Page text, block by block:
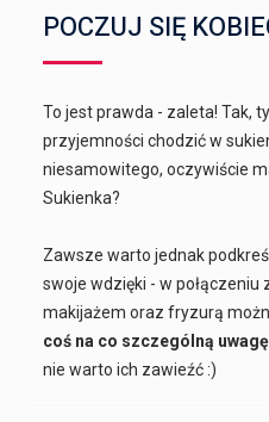
POCZUJ SIĘ
To jest prawda - zaleta! Tak,
przyjemności chodzić w
niesamowitego, oczywiście
Sukienka?
Zawsze warto jednak
swoje wdzięki - w
makijażem oraz fryzurą
coś na co szczególną
nie warto ich zawieźć :)